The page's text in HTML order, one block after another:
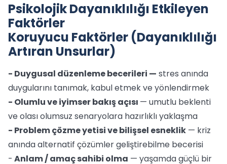
Psikolojik Dayanıklılığı Etkileyen
Faktörler
Koruyucu Faktörler (Dayanıklılığı
Artıran Unsurlar)
- Duygusal düzenleme becerileri — stres anında
duygularını tanımak, kabul etmek ve yönlendirmek
- Olumlu ve iyimser bakış açısı — umutlu beklenti
ve olası olumsuz senaryolara hazırlıklı yaklaşma
- Problem çözme yetisi ve bilişsel esneklik — kriz
anında alternatif çözümler geliştirebilme becerisi
- Anlam / amaç sahibi olma — yaşamda güçlü bir